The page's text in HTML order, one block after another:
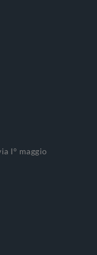
I° maggio